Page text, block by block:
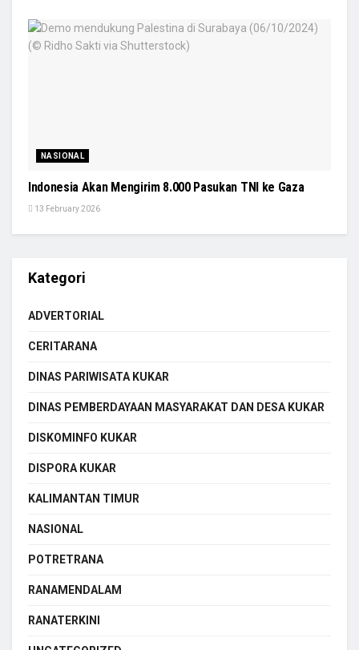
NASIONAL
Indonesia Akan Mengirim 8.000 Pasukan TNI ke Gaza
13 February 2026
Kategori
ADVERTORIAL
CERITARANA
DINAS PARIWISATA KUKAR
DINAS PEMBERDAYAAN MASYARAKAT DAN DESA KUKAR
DISKOMINFO KUKAR
DISPORA KUKAR
KALIMANTAN TIMUR
NASIONAL
POTRETRANA
RANAMENDALAM
RANATERKINI